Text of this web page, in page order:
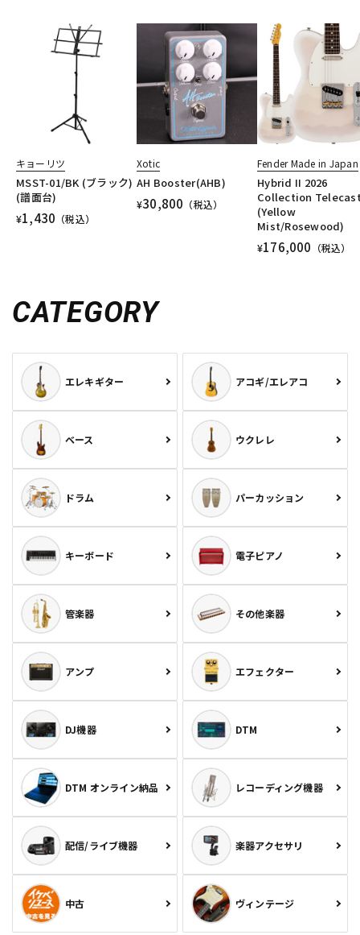
アンプ エフェクター
DJ機器 DTM
DTM オンライン納品 レコーディング機器
楽器アクセサリ
中古
キョーリツ
MSST-01/BK (ブラック)
(譜面台)
¥1,430 （税込）
Xotic
AH Booster(AHB)
¥30,800 （税込）
Fender Made in Japan
Hybrid II 2026
Collection
(Yellow
Mist/Rosewood)
¥176,000 （税込）
CATEGORY
エレキギター アコギ/エレアコ
ベース ウクレレ
ドラム パーカッション
キーボード 電子ピアノ
管楽器 その他楽器
アンプ エフェクター
DJ機器 DTM
DTM オンライン納品 レコーディング機器
配信/ライブ機器 楽器アクセサリ
中古 ヴィンテージ